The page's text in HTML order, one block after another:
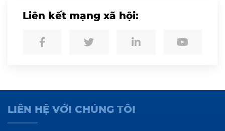
Liên kết mạng xã hội:
LIÊN HỆ VỚI CHÚNG TÔI